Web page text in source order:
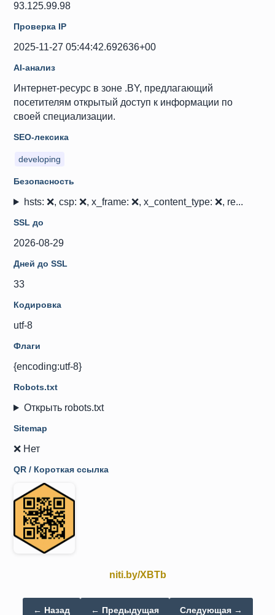
93.125.99.98
Проверка IP
2025-11-27 05:44:42.692636+00
AI-анализ
Интернет-ресурс в зоне .BY, предлагающий
посетителям открытый доступ к информации по
своей специализации.
SEO-лексика
developing
Безопасность
hsts: ❌, csp: ❌, x_frame: ❌, x_content_type: ❌, re...
SSL до
2026-08-29
Дней до SSL
33
Кодировка
utf-8
Флаги
{encoding:utf-8}
Robots.txt
Открыть robots.txt
Sitemap
❌ Нет
QR / Короткая ссылка
niti.by/XBTb
← Назад ← Предыдущая Следующая →